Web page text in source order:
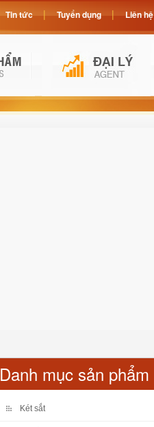
Danh mục sản phẩm
Két sắt
Tin tức Tuyển dụng Liên hệ